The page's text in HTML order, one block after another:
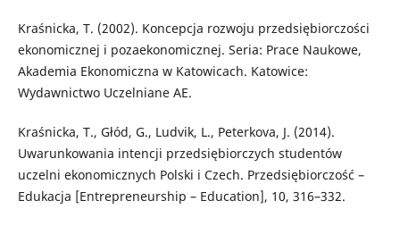
Kraśnicka, T. (2002). Koncepcja rozwoju przedsiębiorczości
ekonomicznej i pozaekonomicznej. Seria: Prace Naukowe,
Akademia Ekonomiczna w Katowicach. Katowice:
Wydawnictwo Uczelniane AE.
Kraśnicka, T., Głód, G., Ludvik, L., Peterkova, J. (2014).
Uwarunkowania intencji przedsiębiorczych studentów
uczelni ekonomicznych Polski i Czech. Przedsiębiorczość –
Edukacja [Entrepreneurship – Education], 10, 316–332.